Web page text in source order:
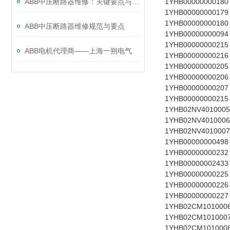
ABB中压断路器维修规范与要点
ABB电机代理商——上海一朔电气
1YHB00000000179
1YHB00000000180
1YHB00000000094
1YHB00000000215
1YHB00000000216
1YHB00000000205
1YHB00000000206
1YHB00000000207
1YHB00000000215
1YHB02NV4010005
1YHB02NV4010006
1YHB02NV4010007
1YHB00000000498
1YHB00000000232
1YHB00000002433
1YHB00000000225
1YHB00000000226
1YHB00000000227